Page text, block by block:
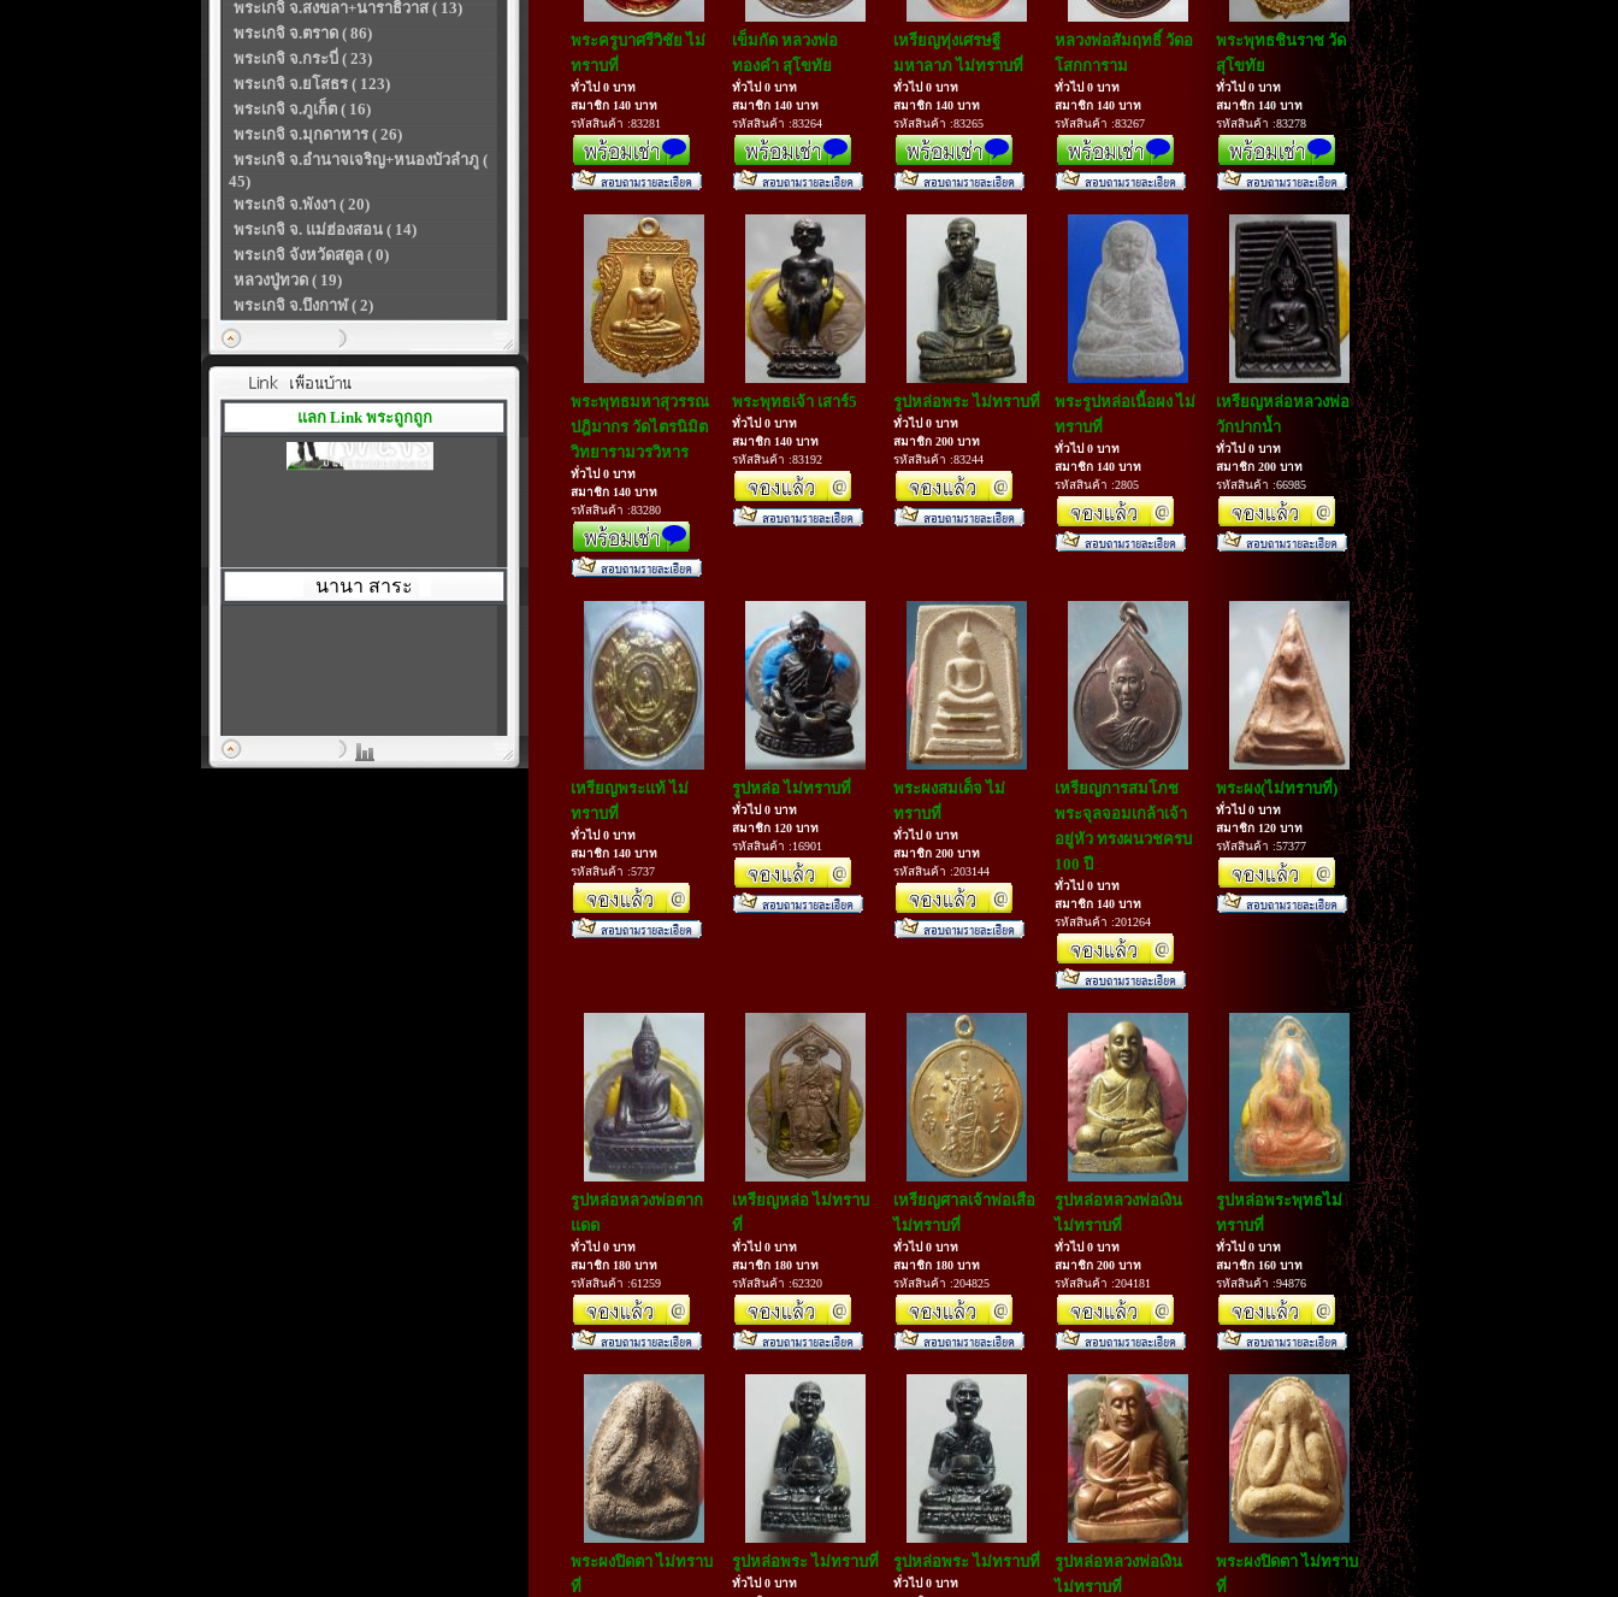
พระเกจิ จ.สงขลา+นาราธิวาส ( 13)
พระเกจิ จ.ตราด ( 86)
พระเกจิ จ.กระบี่ ( 23)
พระเกจิ จ.ยโสธร ( 123)
พระเกจิ จ.ภูเก็ต ( 16)
พระเกจิ จ.มุกดาหาร ( 26)
พระเกจิ จ.อำนาจเจริญ+หนองบัวลำภู (
45)
พระเกจิ จ.พังงา ( 20)
พระเกจิ จ. แม่ฮ่องสอน ( 14)
พระเกจิ จังหวัดสตูล ( 0)
หลวงปู่ทวด ( 19)
พระเกจิ จ.บึงกาฬ ( 2)
แลก Link พระถูกถูก
นานา สาระ
พระครูบาศรีวิชัย ไม่
ทราบที่
ทั่วไป 0 บาท
สมาชิก 140 บาท
รหัสสินค้า :83281
เข็มกัด หลวงพ่อ
ทองคำ สุโขทัย
ทั่วไป 0 บาท
สมาชิก 140 บาท
รหัสสินค้า :83264
เหรียญทุ่งเศรษฐี
มหาลาภ ไม่ทราบที่
ทั่วไป 0 บาท
สมาชิก 140 บาท
รหัสสินค้า :83265
หลวงพ่อสัมฤทธิ์ วัดอ
โสกการาม
ทั่วไป 0 บาท
สมาชิก 140 บาท
รหัสสินค้า :83267
พระพุทธชินราช วัด
สุโขทัย
ทั่วไป 0 บาท
สมาชิก 140 บาท
รหัสสินค้า :83278
พระพุทธมหาสุวรรณ
ปฎิมากร วัดไตรนิมิต
วิทยารามวรวิหาร
ทั่วไป 0 บาท
สมาชิก 140 บาท
รหัสสินค้า :83280
พระพุทธเจ้า เสาร์5
ทั่วไป 0 บาท
สมาชิก 140 บาท
รหัสสินค้า :83192
รูปหล่อพระ ไม่ทราบที่
ทั่วไป 0 บาท
สมาชิก 200 บาท
รหัสสินค้า :83244
พระรูปหล่อเนื้อผง ไม่
ทราบที่
ทั่วไป 0 บาท
สมาชิก 140 บาท
รหัสสินค้า :2805
เหรียญหล่อหลวงพ่อ
วักปากน้ำ
ทั่วไป 0 บาท
สมาชิก 200 บาท
รหัสสินค้า :66985
เหรียญพระแท้ ไม่
ทราบที่
ทั่วไป 0 บาท
สมาชิก 140 บาท
รหัสสินค้า :5737
รูปหล่อ ไม่ทราบที่
ทั่วไป 0 บาท
สมาชิก 120 บาท
รหัสสินค้า :16901
พระผงสมเด็จ ไม่
ทราบที่
ทั่วไป 0 บาท
สมาชิก 200 บาท
รหัสสินค้า :203144
เหรียญการสมโภช
พระจุลจอมเกล้าเจ้า
อยู่หัว ทรงผนวชครบ
100 ปี
ทั่วไป 0 บาท
สมาชิก 140 บาท
รหัสสินค้า :201264
พระผง(ไม่ทราบที่)
ทั่วไป 0 บาท
สมาชิก 120 บาท
รหัสสินค้า :57377
รูปหล่อหลวงพ่อตาก
แดด
ทั่วไป 0 บาท
สมาชิก 180 บาท
รหัสสินค้า :61259
เหรียญหล่อ ไม่ทราบ
ที่
ทั่วไป 0 บาท
สมาชิก 180 บาท
รหัสสินค้า :62320
เหรียญศาลเจ้าพ่อเสือ
ไม่ทราบที่
ทั่วไป 0 บาท
สมาชิก 180 บาท
รหัสสินค้า :204825
รูปหล่อหลวงพ่อเงิน
ไม่ทราบที่
ทั่วไป 0 บาท
สมาชิก 200 บาท
รหัสสินค้า :204181
รูปหล่อพระพุทธไม่
ทราบที่
ทั่วไป 0 บาท
สมาชิก 160 บาท
รหัสสินค้า :94876
พระผงปิดตา ไม่ทราบ
ที่
รูปหล่อพระ ไม่ทราบที่
ทั่วไป 0 บาท
รูปหล่อพระ ไม่ทราบที่
ทั่วไป 0 บาท
รูปหล่อหลวงพ่อเงิน
ไม่ทราบที่
พระผงปิดตา ไม่ทราบ
ที่